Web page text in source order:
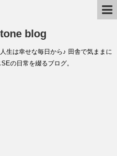
blog
生は幸せな毎日から♪ 田舎で気ままに
の日常を綴るブログ。